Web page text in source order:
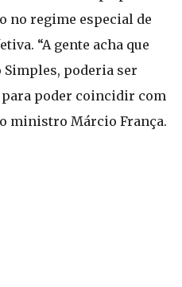
no regime especial de
“A gente acha que
Simples, poderia ser
poder coincidir com
ministro Márcio França.